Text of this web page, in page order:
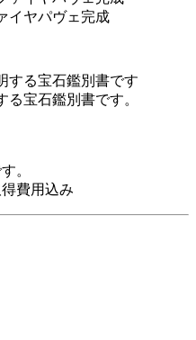
イヤパヴェ完成
る宝石鑑別書です。
。
費用込み